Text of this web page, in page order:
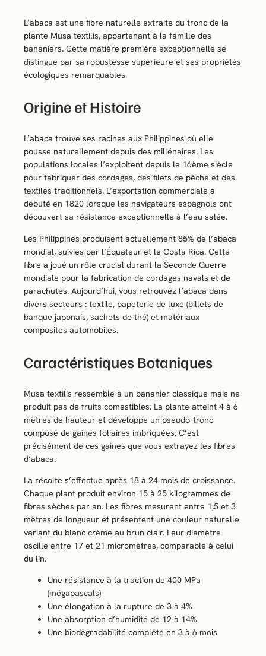
L’abaca est une fibre naturelle extraite du tronc de la
plante Musa textilis, appartenant à la famille des
bananiers. Cette matière première exceptionnelle se
distingue par sa robustesse supérieure et ses propriétés
écologiques remarquables.
Origine et Histoire
L’abaca trouve ses racines aux Philippines où elle
pousse naturellement depuis des millénaires. Les
populations locales l’exploitent depuis le 16ème siècle
pour fabriquer des cordages, des filets de pêche et des
textiles traditionnels. L’exportation commerciale a
débuté en 1820 lorsque les navigateurs espagnols ont
découvert sa résistance exceptionnelle à l’eau salée.
Les Philippines produisent actuellement 85% de l’abaca
mondial, suivies par l’Équateur et le Costa Rica. Cette
fibre a joué un rôle crucial durant la Seconde Guerre
mondiale pour la fabrication de cordages navals et de
parachutes. Aujourd’hui, vous retrouvez l’abaca dans
divers secteurs : textile, papeterie de luxe (billets de
banque japonais, sachets de thé) et matériaux
composites automobiles.
Caractéristiques Botaniques
Musa textilis ressemble à un bananier classique mais ne
produit pas de fruits comestibles. La plante atteint 4 à 6
mètres de hauteur et développe un pseudo-tronc
composé de gaines foliaires imbriquées. C’est
précisément de ces gaines que vous extrayez les fibres
d’abaca.
La récolte s’effectue après 18 à 24 mois de croissance.
Chaque plant produit environ 15 à 25 kilogrammes de
fibres sèches par an. Les fibres mesurent entre 1,5 et 3
mètres de longueur et présentent une couleur naturelle
variant du blanc crème au brun clair. Leur diamètre
oscille entre 17 et 21 micromètres, comparable à celui
du lin.
Une résistance à la traction de 400 MPa
(mégapascals)
Une élongation à la rupture de 3 à 4%
Une absorption d’humidité de 12 à 14%
Une biodégradabilité complète en 3 à 6 mois